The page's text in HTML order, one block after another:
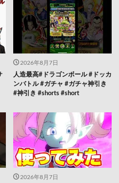
2026年8月7日
人造最高#ドラゴンボール #ドッカ
ンバトル #ガチャ #ガチャ神引き
#神引き #shorts #short
2026年8月7日